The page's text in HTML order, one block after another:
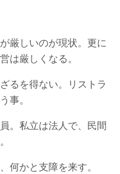
厳しいのが現状。更に
は厳しくなる。
るを得ない。リストラ
事。
。私立は法人で、民間
何かと支障を来す。